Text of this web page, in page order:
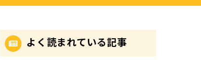
よく読まれている記事